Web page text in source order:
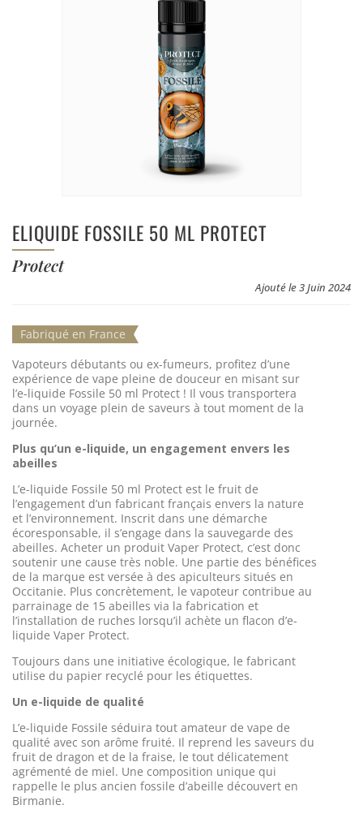
ELIQUIDE FOSSILE 50 ML PROTECT
Protect
Ajouté le 3 Juin 2024
Fabriqué en France
Vapoteurs débutants ou ex-fumeurs, profitez d’une
expérience de vape pleine de douceur en misant sur
l’e-liquide Fossile 50 ml Protect ! Il vous transportera
dans un voyage plein de saveurs à tout moment de la
journée.
Plus qu’un e-liquide, un engagement envers les
abeilles
L’e-liquide Fossile 50 ml Protect est le fruit de
l’engagement d’un fabricant français envers la nature
et l’environnement. Inscrit dans une démarche
écoresponsable, il s’engage dans la sauvegarde des
abeilles. Acheter un produit Vaper Protect, c’est donc
soutenir une cause très noble. Une partie des bénéfices
de la marque est versée à des apiculteurs situés en
Occitanie. Plus concrètement, le vapoteur contribue au
parrainage de 15 abeilles via la fabrication et
l’installation de ruches lorsqu’il achète un flacon d’e-
liquide Vaper Protect.
Toujours dans une initiative écologique, le fabricant
utilise du papier recyclé pour les étiquettes.
Un e-liquide de qualité
L’e-liquide Fossile séduira tout amateur de vape de
qualité avec son arôme fruité. Il reprend les saveurs du
fruit de dragon et de la fraise, le tout délicatement
agrémenté de miel. Une composition unique qui
rappelle le plus ancien fossile d’abeille découvert en
Birmanie.